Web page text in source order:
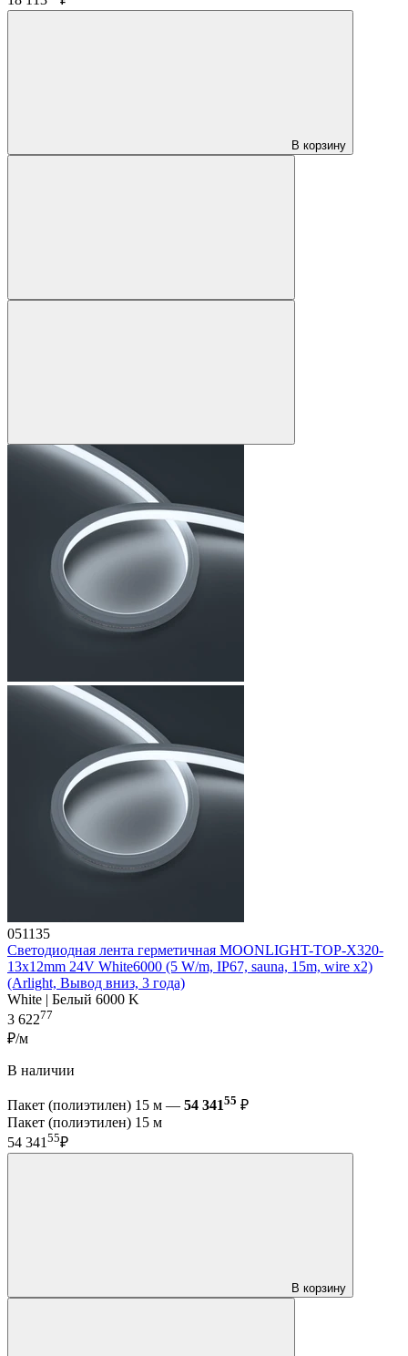
В корзину
051135
Светодиодная лента герметичная MOONLIGHT-TOP-X320-
13x12mm 24V White6000 (5 W/m, IP67, sauna, 15m, wire x2)
(Arlight, Вывод вниз, 3 года)
White | Белый 6000 K
3 62277
₽/м
В наличии
Пакет (полиэтилен) 15 м — 54 34155 ₽
Пакет (полиэтилен) 15 м
54 34155₽
В корзину